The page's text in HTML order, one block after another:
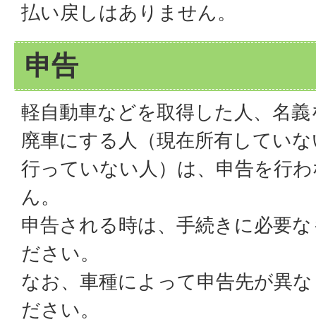
払い戻しはありません。
申告
軽自動車などを取得した人、名
廃車にする人（現在所有してい
行っていない人）は、申告を行
ん。
申告される時は、手続きに必要
ださい。
なお、車種によって申告先が異
ださい。